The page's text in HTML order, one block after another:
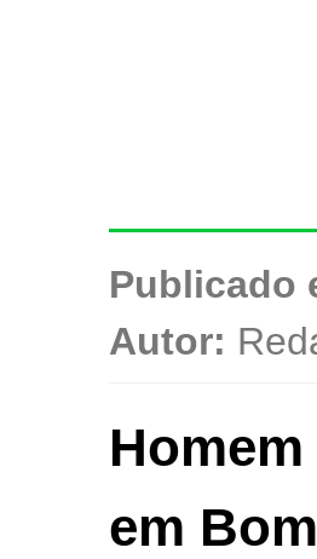
Publicado
Autor:
em